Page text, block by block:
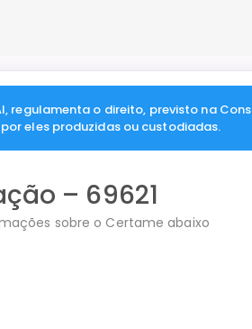
regulamenta o direito, previsto na
eles produzidas ou custodiadas.
– 69621
sobre o Certame abaixo